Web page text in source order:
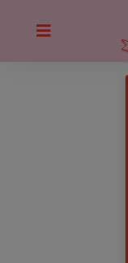
* Hétfőtől
leadott
** Az aznapi
MEGNÉZEM